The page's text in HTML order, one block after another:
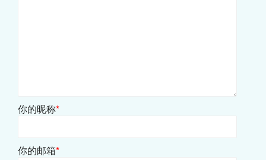
你的昵称*
你的邮箱*